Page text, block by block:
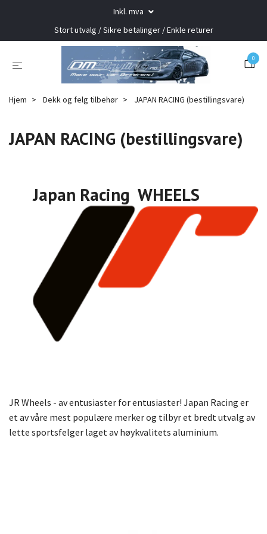
Inkl. mva
Stort utvalg / Sikre betalinger / Enkle returer
0
Hjem Dekk og felg tilbehør JAPAN RACING (bestillingsvare)
JAPAN RACING (bestillingsvare)
Japan Racing WHEELS
JR Wheels - av entusiaster for entusiaster! Japan Racing er
et av våre mest populære merker og tilbyr et bredt utvalg av
lette sportsfelger laget av høykvalitets aluminium.